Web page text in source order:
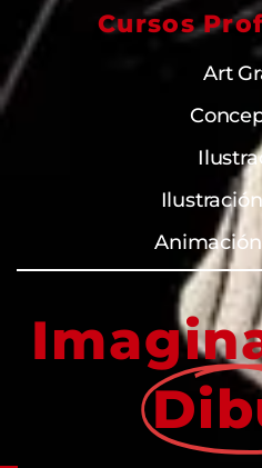
Cursos
Art